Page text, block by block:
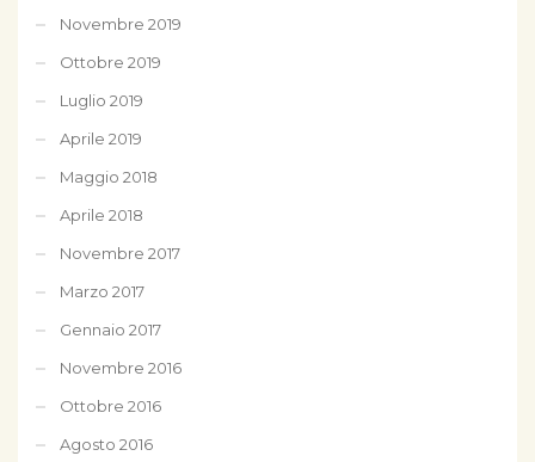
Novembre 2019
Ottobre 2019
Luglio 2019
Aprile 2019
Maggio 2018
Aprile 2018
Novembre 2017
Marzo 2017
Gennaio 2017
Novembre 2016
Ottobre 2016
Agosto 2016